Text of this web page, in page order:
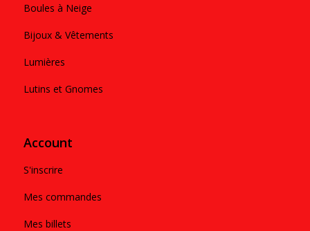
Boules à Neige
Bijoux & Vêtements
Lumières
Lutins et Gnomes
Account
S'inscrire
Mes commandes
Mes billets